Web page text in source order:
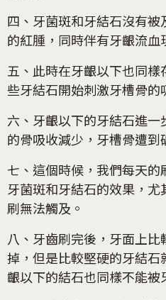
四、牙菌斑和牙結石沒有
的紅腫，同時伴有牙齦流血
五、此時在牙齦以下也同
些牙結石開始刺激牙槽骨的
六、牙齦以下的牙結石進
的骨吸收減少，牙槽骨遭到
七、這個時候，我們每天
牙菌斑和牙結石的效果，
刷無法觸及。
八、牙齒刷完後，牙面上
掉，但是比較堅硬的牙結
齦以下的結石也同樣不能被